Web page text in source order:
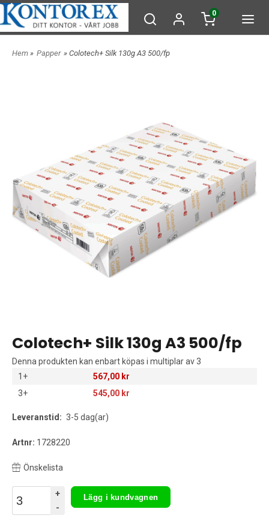
0
Hem » Papper » Colotech+ Silk 130g A3 500/fp
Colotech+ Silk 130g A3 500/fp
Denna produkten kan enbart köpas i multiplar av 3
1+
567,00 kr
3+
545,00 kr
Leveranstid: 3-5 dag(ar)
Artnr: 1728220
Önskelista
+
-
Lägg i kundvagnen